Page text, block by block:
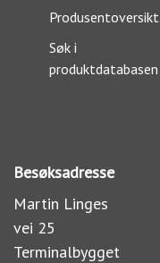
Produsentoversikt
Søk i
produktdatabasen
Besøksadresse
Martin Linges
vei 25
Terminalbygget